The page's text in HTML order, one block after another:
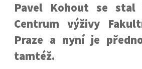
Pavel Kohout se stal
Centrum výživy
Praze a nyní je
tamtéž.